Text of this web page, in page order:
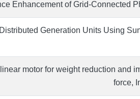
Enhancement of Grid-Connected
Generation Units Using
motor for weight reduction and
force,